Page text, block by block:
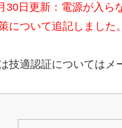
30日更新：電源が入ら
について追記しました。
技適認証についてはメ